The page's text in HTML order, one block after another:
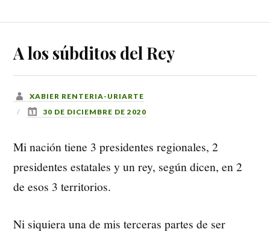
A los súbditos del Rey
XABIER RENTERIA-URIARTE
30 DE DICIEMBRE DE 2020
Mi nación tiene 3 presidentes regionales, 2
presidentes estatales y un rey, según dicen, en 2
de esos 3 territorios.
Ni siquiera una de mis terceras partes de ser